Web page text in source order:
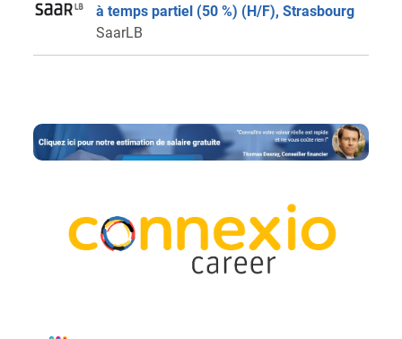
à temps partiel (50 %) (H/F), Strasbourg
SaarLB